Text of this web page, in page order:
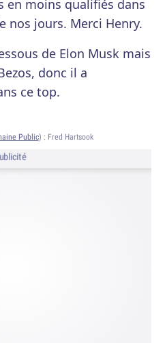
en moins qualifiés dans
nos jours. Merci Henry.
de Elon Musk mais
donc il a
ce top.
Public) : Fred Hartsook